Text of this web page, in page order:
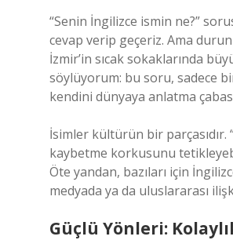
“Senin İngilizce ismin ne?”
cevap verip geçeriz. Ama
İzmir’in sıcak sokaklarında
söylüyorum: bu soru, sadece
kendini dünyaya anlatma
İsimler kültürün bir parçasıdır.
kaybetme korkusunu
Öte yandan, bazıları için
medyada ya da uluslararası
Güçlü Yönleri: